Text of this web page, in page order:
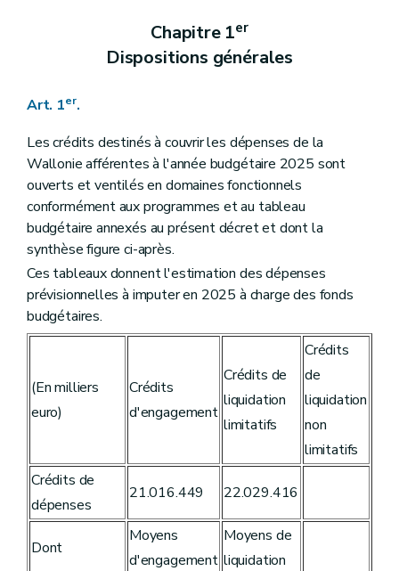
Art. 26
Art. 29
Art. 31
Art. 32
Art. 33
Art. 34
Art. 35
Art. 36
Art. 37
Art. 38
Art. 39
Art. 40
Art. 41
Art. 45
Art. 46
Art. 47
Art. 50
Art. 51
Art. 53
Art. 55
Chapitre 1er
Dispositions générales
Art. 1er.
Les crédits destinés à couvrir les dépenses de la
Wallonie afférentes à l'année budgétaire 2025 sont
ouverts et ventilés en domaines fonctionnels
conformément aux programmes et au tableau
budgétaire annexés au présent décret et dont la
synthèse figure ci-après.
Ces tableaux donnent l'estimation des dépenses
prévisionnelles à imputer en 2025 à charge des fonds
budgétaires.
(En milliers
euro)
Crédits
d'engagement
Crédits de
liquidation
limitatifs
Crédits
de
liquidation
non
limitatifs
Crédits de
dépenses
21.016.449 22.029.416
Dont
Moyens
d'engagement
Moyens de
liquidation